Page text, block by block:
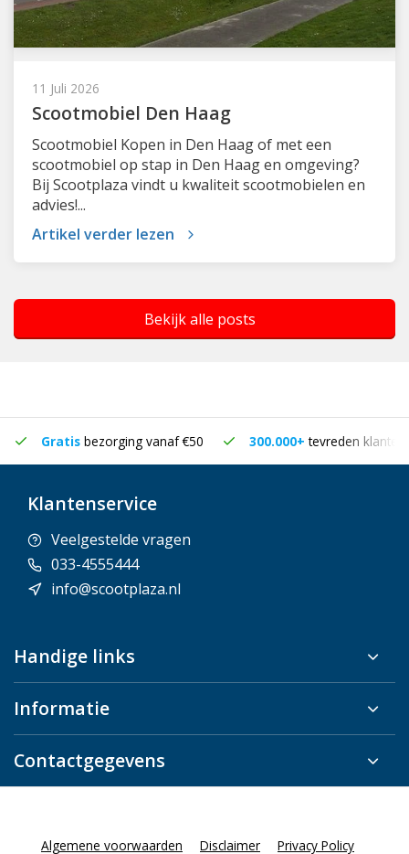
11 Juli 2026
Scootmobiel Den Haag
Scootmobiel Kopen in Den Haag of met een
scootmobiel op stap in Den Haag en omgeving?
Bij Scootplaza vindt u kwaliteit scootmobielen en
advies!...
Artikel verder lezen
Bekijk alle posts
Gratis bezorging vanaf €50 300.000+tevreden klanten
Klantenservice
Veelgestelde vragen
033-4555444
info@scootplaza.nl
Handige links
Informatie
Contactgegevens
Algemene voorwaarden Disclaimer Privacy Policy